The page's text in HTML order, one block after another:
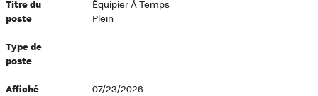
Titre du
poste
Équipier À Temps
Plein
Type de
poste
Affiché 07/23/2026